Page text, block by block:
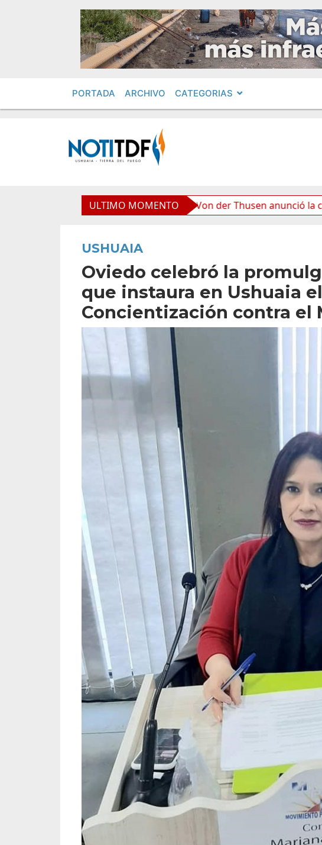
PORTADA ARCHIVO CATEGORIAS
ULTIMO MOMENTO
afirmó Becerra Von der Thusen anunció la
USHUAIA
Oviedo celebró la
que instaura en Ushuaia
Concientización contra el